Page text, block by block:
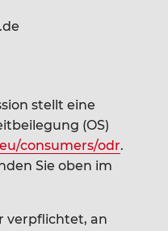
stellt eine
(OS)
consumers/odr.
Sie oben im
verpflichtet, an